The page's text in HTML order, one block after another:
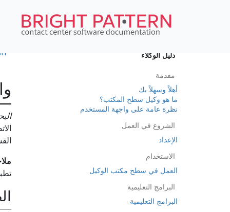
دليل الوكلاء
مقدمة
أهلاً وسهلاً بك
ما هو وكيل سطح المكتب؟
نظرة عامة على واجهة المستخدم
الشروع في العمل
الإعداد
الاستخدام
العمل في سطح مكتب الوكيل
البرامج التعليمية
البرامج التعليمية